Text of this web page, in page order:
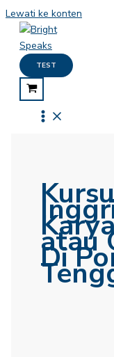
Lewati ke konten
TEST
atau
Di